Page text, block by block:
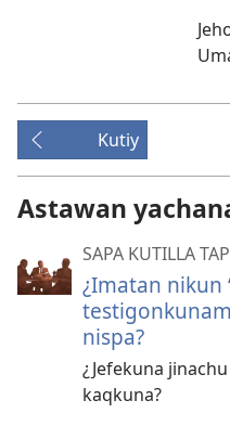
Kutiy
Astawan
SAPA KUTILLA
¿Imatan nikun
nispa?
¿Jefekuna
kaqkuna?